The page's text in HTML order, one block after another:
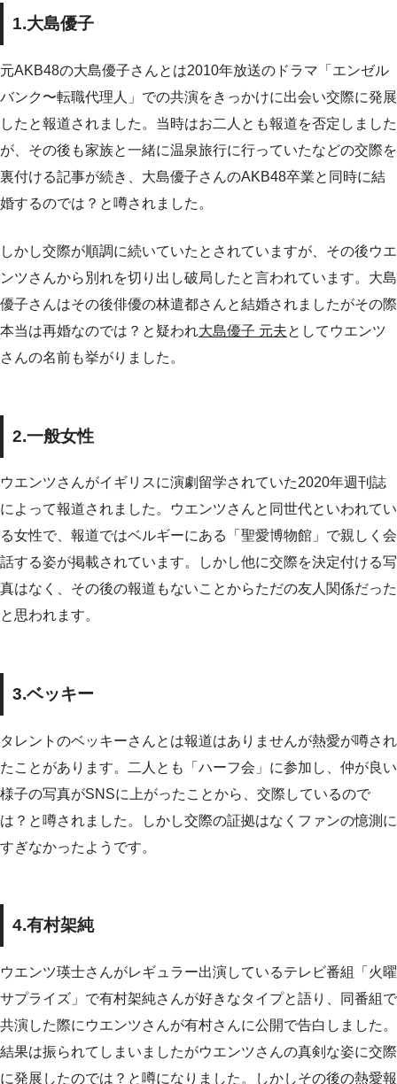
1.大島優子
元AKB48の大島優子さんとは2010年放送のドラマ「エンゼル
バンク〜転職代理人」での共演をきっかけに出会い交際に発展
したと報道されました。当時はお二人とも報道を否定しました
が、その後も家族と一緒に温泉旅行に行っていたなどの交際を
裏付ける記事が続き、大島優子さんのAKB48卒業と同時に結
婚するのでは？と噂されました。
しかし交際が順調に続いていたとされていますが、その後ウエ
ンツさんから別れを切り出し破局したと言われています。大島
優子さんはその後俳優の林遣都さんと結婚されましたがその際
本当は再婚なのでは？と疑われ大島優子 元夫としてウエンツ
さんの名前も挙がりました。
2.一般女性
ウエンツさんがイギリスに演劇留学されていた2020年週刊誌
によって報道されました。ウエンツさんと同世代といわれてい
る女性で、報道ではベルギーにある「聖愛博物館」で親しく会
話する姿が掲載されています。しかし他に交際を決定付ける写
真はなく、その後の報道もないことからただの友人関係だった
と思われます。
3.ベッキー
タレントのベッキーさんとは報道はありませんが熱愛が噂され
たことがあります。二人とも「ハーフ会」に参加し、仲が良い
様子の写真がSNSに上がったことから、交際しているので
は？と噂されました。しかし交際の証拠はなくファンの憶測に
すぎなかったようです。
4.有村架純
ウエンツ瑛士さんがレギュラー出演しているテレビ番組「火曜
サプライズ」で有村架純さんが好きなタイプと語り、同番組で
共演した際にウエンツさんが有村さんに公開で告白しました。
結果は振られてしまいましたがウエンツさんの真剣な姿に交際
に発展したのでは？と噂になりました。しかしその後の熱愛報